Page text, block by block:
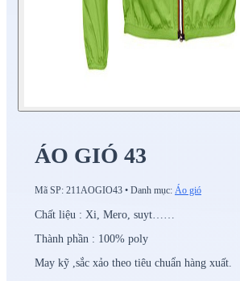
ÁO GIÓ 43
Mã SP: 211AOGIO43 • Danh mục: Áo gió
Chất liệu : Xi, Mero, suyt……
Thành phần : 100% poly
May kỹ ,sắc xảo theo tiêu chuẩn hàng xuất.